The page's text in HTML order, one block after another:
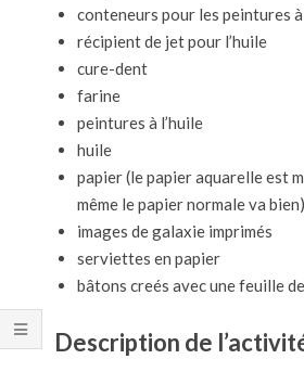
conteneurs pour les peintures à
récipient de jet pour l’huile
cure-dent
farine
peintures à l’huile
huile
papier (le papier aquarelle est
même le papier normale va bien)
images de galaxie imprimés
serviettes en papier
bâtons creés avec une feuille
Description de